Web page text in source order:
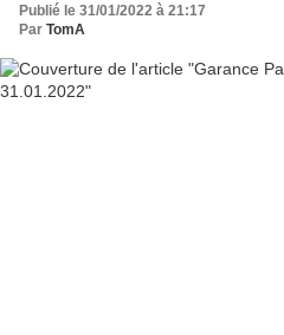
Publié le 31/01/2022 à 21:17
Par TomA